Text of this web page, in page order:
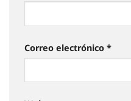
Correo electrónico *